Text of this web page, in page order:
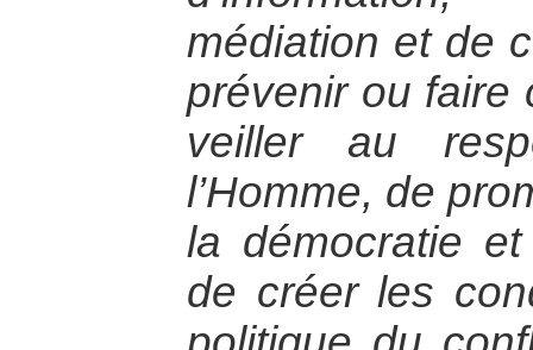
médiation et de
prévenir ou faire
veiller au
l’Homme, de
la démocratie
de créer les